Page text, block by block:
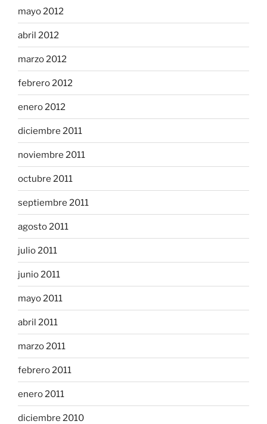
mayo 2012
abril 2012
marzo 2012
febrero 2012
enero 2012
diciembre 2011
noviembre 2011
octubre 2011
septiembre 2011
agosto 2011
julio 2011
junio 2011
mayo 2011
abril 2011
marzo 2011
febrero 2011
enero 2011
diciembre 2010